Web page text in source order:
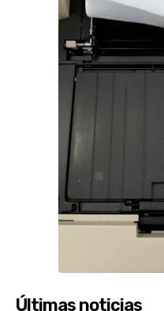
Últimas noticias